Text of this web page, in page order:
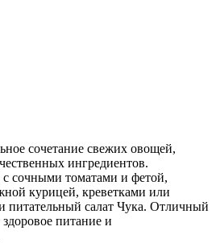
сочетание свежих овощей,
ингредиентов.
с сочными томатами и фетой,
курицей, креветками или
питательный салат Чука. Отличный
питание и